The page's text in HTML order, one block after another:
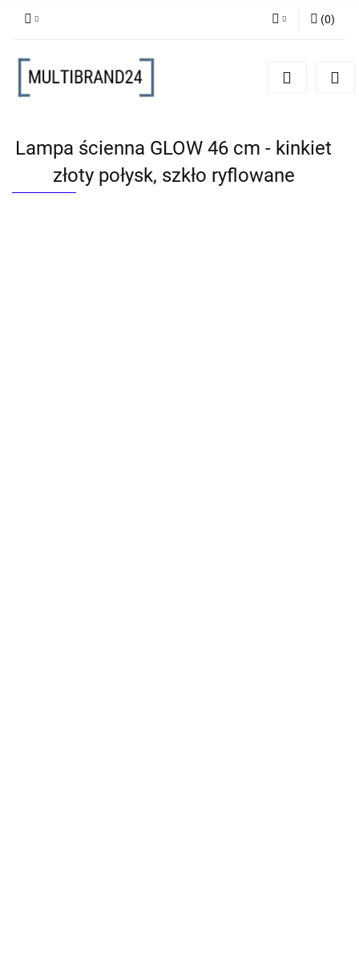
Zarejestruj się
(0)
Lampa ścienna GLOW 46 cm - kinkiet
złoty połysk, szkło ryflowane